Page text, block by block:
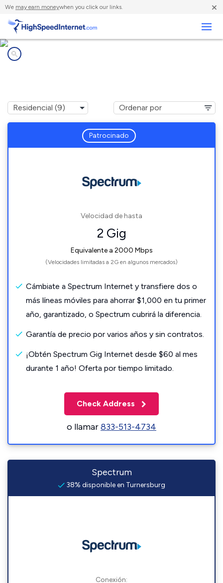
We may earn moneywhen you click our links. ×
Patrocinado
Velocidad de hasta
2 Gig
Equivalente a 2000 Mbps
(Velocidades limitadas a 2G en algunos mercados)
Cámbiate a Spectrum Internet y transfiere dos o
más líneas móviles para ahorrar $1,000 en tu primer
año, garantizado, o Spectrum cubrirá la diferencia.
Garantía de precio por varios años y sin contratos.
¡Obtén Spectrum Gig Internet desde $60 al mes
durante 1 año! Oferta por tiempo limitado.
Check Address
o llamar833-513-4734
Spectrum
38% disponible en Turnersburg
Conexión: